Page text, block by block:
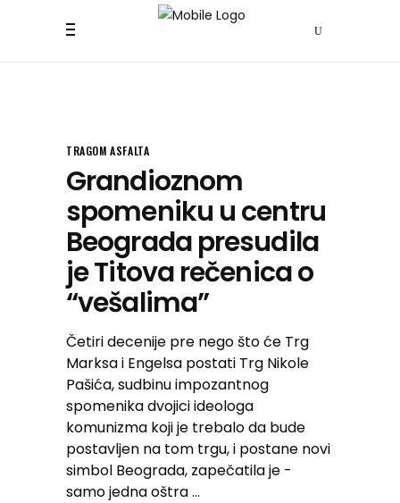
TRAGOM ASFALTA
Grandioznom
spomeniku u centru
Beograda presudila
je Titova rečenica o
“vešalima”
Četiri decenije pre nego što će Trg
Marksa i Engelsa postati Trg Nikole
Pašića, sudbinu impozantnog
spomenika dvojici ideologa
komunizma koji je trebalo da bude
postavljen na tom trgu, i postane novi
simbol Beograda, zapečatila je -
samo jedna oštra